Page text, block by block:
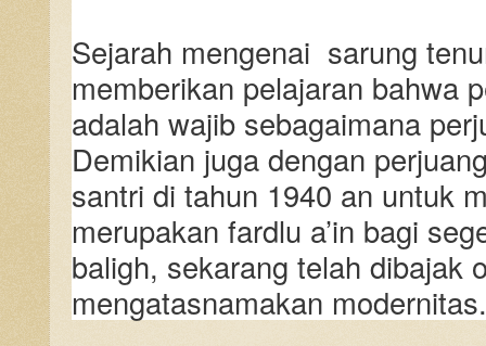
Sejarah mengenai sarung
memberikan pelajaran bahwa
adalah wajib sebagaimana
Demikian juga dengan
santri di tahun 1940 an untuk
merupakan fardlu a’in bagi
baligh, sekarang telah dibajak
mengatasnamakan modernitas.